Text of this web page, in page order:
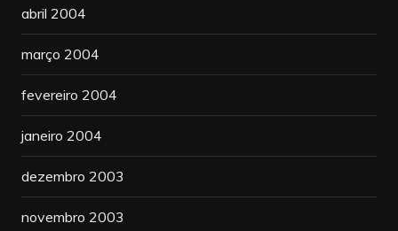
abril 2004
março 2004
fevereiro 2004
janeiro 2004
dezembro 2003
novembro 2003